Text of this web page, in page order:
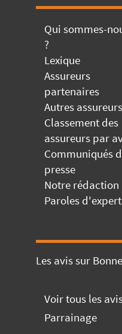
Qui sommes-
?
Lexique
Assureurs
partenaires
Autres assureurs
Classement des
assureurs par
Communiqués
presse
Notre rédaction
Paroles
Les avis sur
Voir tous les
Parrainage